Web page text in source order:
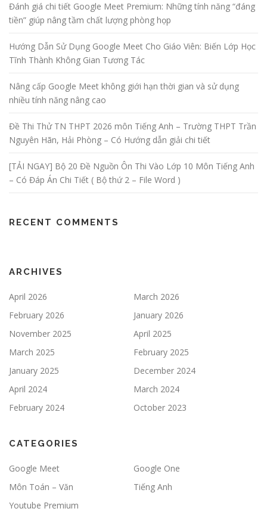
Đánh giá chi tiết Google Meet Premium: Những tính năng “đáng
tiền” giúp nâng tầm chất lượng phòng họp
Hướng Dẫn Sử Dụng Google Meet Cho Giáo Viên: Biến Lớp Học
Tĩnh Thành Không Gian Tương Tác
Nâng cấp Google Meet không giới hạn thời gian và sử dụng
nhiều tính năng nâng cao
Đề Thi Thử TN THPT 2026 môn Tiếng Anh – Trường THPT Trần
Nguyên Hãn, Hải Phòng – Có Hướng dẫn giải chi tiết
[TẢI NGAY] Bộ 20 Đề Nguồn Ôn Thi Vào Lớp 10 Môn Tiếng Anh
– Có Đáp Án Chi Tiết ( Bộ thứ 2 – File Word )
RECENT COMMENTS
ARCHIVES
April 2026
March 2026
February 2026
January 2026
November 2025
April 2025
March 2025
February 2025
January 2025
December 2024
April 2024
March 2024
February 2024
October 2023
CATEGORIES
Google Meet
Google One
Môn Toán – Văn
Tiếng Anh
Youtube Premium